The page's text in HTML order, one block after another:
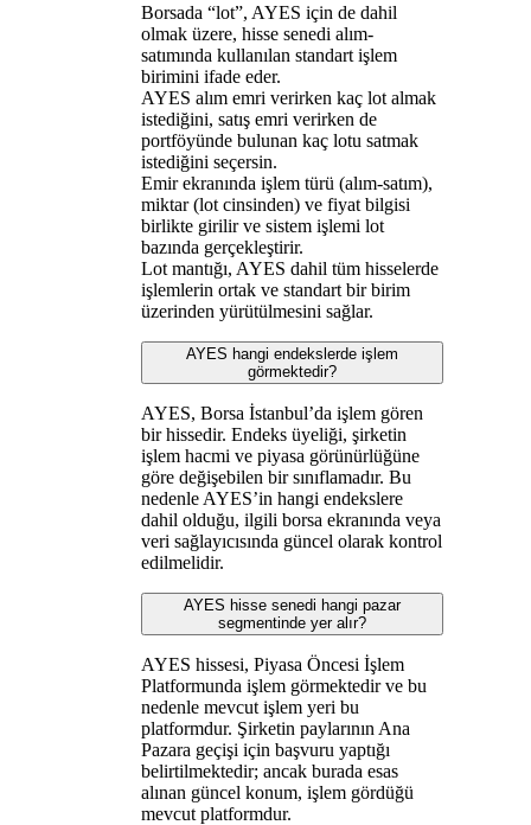
Borsada “lot”, AYES için de dahil
olmak üzere, hisse senedi alım-
satımında kullanılan standart işlem
birimini ifade eder.
AYES alım emri verirken kaç lot almak
istediğini, satış emri verirken de
portföyünde bulunan kaç lotu satmak
istediğini seçersin.
Emir ekranında işlem türü (alım-satım),
miktar (lot cinsinden) ve fiyat bilgisi
birlikte girilir ve sistem işlemi lot
bazında gerçekleştirir.
Lot mantığı, AYES dahil tüm hisselerde
işlemlerin ortak ve standart bir birim
üzerinden yürütülmesini sağlar.
AYES hangi endekslerde işlem
görmektedir?
AYES, Borsa İstanbul’da işlem gören
bir hissedir. Endeks üyeliği, şirketin
işlem hacmi ve piyasa görünürlüğüne
göre değişebilen bir sınıflamadır. Bu
nedenle AYES’in hangi endekslere
dahil olduğu, ilgili borsa ekranında veya
veri sağlayıcısında güncel olarak kontrol
edilmelidir.
AYES hisse senedi hangi pazar
segmentinde yer alır?
AYES hissesi, Piyasa Öncesi İşlem
Platformunda işlem görmektedir ve bu
nedenle mevcut işlem yeri bu
platformdur. Şirketin paylarının Ana
Pazara geçişi için başvuru yaptığı
belirtilmektedir; ancak burada esas
alınan güncel konum, işlem gördüğü
mevcut platformdur.